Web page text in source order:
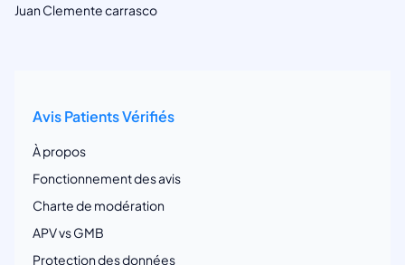
Juan Clemente carrasco
Avis Patients Vérifiés
À propos
Fonctionnement des avis
Charte de modération
APV vs GMB
Protection des données